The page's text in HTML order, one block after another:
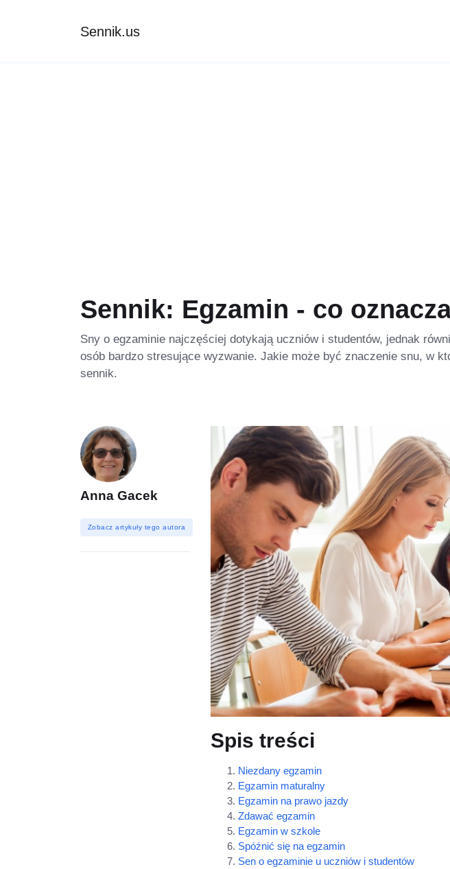
Sennik.us
Sennik: Egzamin - co
Sny o egzaminie najczęściej dotykają uczniów i studentów, jednak
osób bardzo stresujące wyzwanie. Jakie może być znaczenie snu, w
sennik.
Anna Gacek
Zobacz artykuły tego autora
Spis treści
Niezdany egzamin
Egzamin maturalny
Egzamin na prawo jazdy
Zdawać egzamin
Egzamin w szkole
Spóźnić się na egzamin
Sen o egzaminie u uczniów i studentów